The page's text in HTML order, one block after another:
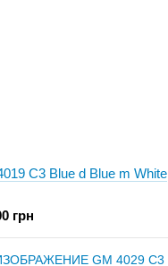
C3 Blue d Blue m White
грн